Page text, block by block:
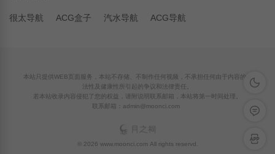
很太导航 ACG盒子 汽水导航 ACG导航
深色模
留言反
APP下
本站只提供WEB页面服务，本站不存储、不制作任何视频，不承担任何由于内容的合
法性及健康性所引起的争议和法律责任。
若本站收录内容侵犯了您的权益，请附说明联系邮箱，本站将第一时间处理。
联系邮箱：admin@moonci.com
© 2026 www.moonci.com All rights reservd.